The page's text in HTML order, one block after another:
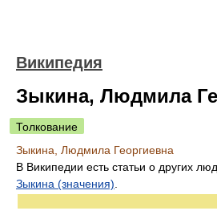
Википедия
Зыкина, Людмила
Толкование
Зыкина, Людмила Георгиевна
В Википедии есть статьи о других
Зыкина (значения)